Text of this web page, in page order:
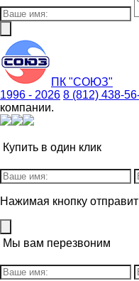
ПК "СОЮЗ"
1996 - 2026 8 (812) 438-
компании.
Купить в один клик
Нажимая кнопку
Мы вам перезвоним